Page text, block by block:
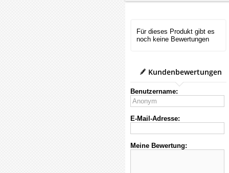
Für dieses Produkt gibt es
noch keine Bewertungen
Kundenbewertungen
Benutzername:
E-Mail-Adresse:
Meine Bewertung: